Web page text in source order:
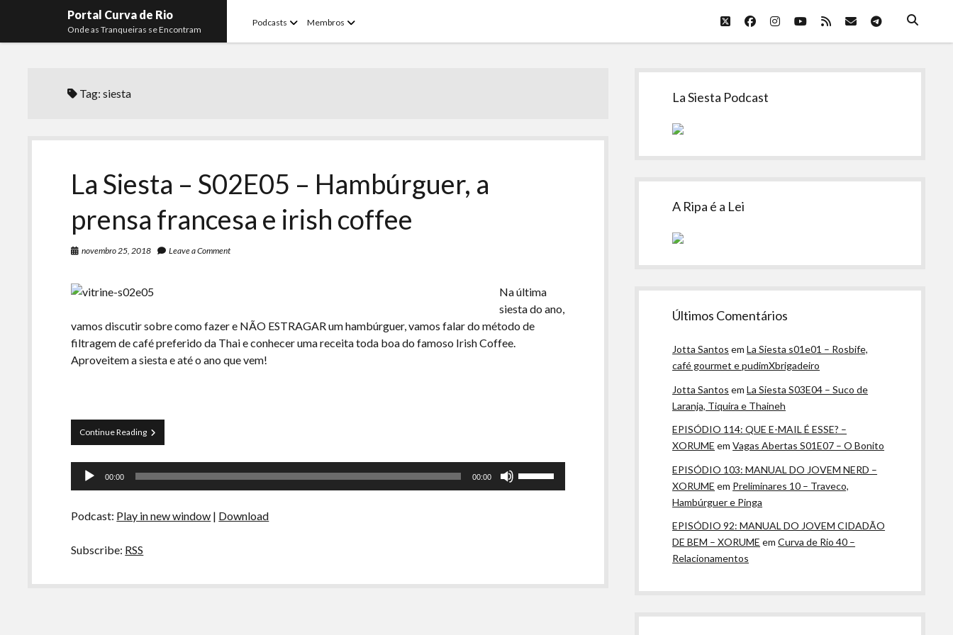
Portal Curva de Rio
Onde as Tranqueiras se Encontram
Podcasts openMembros open
twitterfacebookinstagram
youtube
rss emailtelegram
Tag:siesta
La Siesta – S02E05 – Hambúrguer, a
prensa francesa e irish coffee
novembro 25, 2018 Leave a Comment
Na última
siesta do ano,
vamos discutir sobre como fazer e NÃO ESTRAGAR um hambúrguer, vamos falar do método de
filtragem de café preferido da Thai e conhecer uma receita toda boa do famoso Irish Coffee.
Aproveitem a siesta e até o ano que vem!
Continue ReadingLa
Siesta
–
prensa
Tocador
00:00 00:00
Podcast: Play in new window | Download
Subscribe: RSS
Sidebar
La Siesta Podcast
A Ripa é a Lei
Últimos Comentários
Jotta Santos emLa Siesta s01e01 – Rosbife,
café gourmet e pudimXbrigadeiro
Jotta Santos emLa Siesta S03E04 – Suco de
Laranja, Tiquira e Thaineh
EPISÓDIO 114: QUE E-MAIL É ESSE? –
XORUME emVagas Abertas S01E07 – O Bonito
EPISÓDIO 103: MANUAL DO JOVEM NERD –
XORUME em Preliminares 10 – Traveco,
Hambúrguer e Pinga
EPISÓDIO 92: MANUAL DO JOVEM CIDADÃO
DE BEM – XORUME emCurva de Rio 40 –
Relacionamentos